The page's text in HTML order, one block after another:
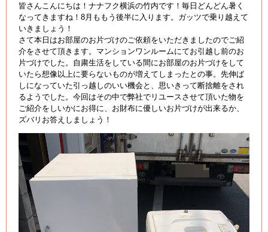
皆さんこんにちは！ナナフク横浜の竹内です！毎日どんどん暑く
なってきますね！8月ももう後半に入ります。ガッツで乗り越えて
いきましょう！
さて本日はお部屋のお片づけのご依頼をいただきましたのでご紹
介をさせて頂きます。マンションワンルームにてお引越し前のお
片づけでした。自粛生活をしている間にお部屋のお片づけをして
いたら想像以上に要らないものが増えてしまったとの事。先伸ば
しになっていた引っ越しのいい機会と、思いきって断捨離をされ
るようでした。今回はその中で弊社でリユースさせて頂いた物を
ご紹介をしいかにお得に、お財布に優しいお片づけが出来るか、
ズバリお答えしましょう！